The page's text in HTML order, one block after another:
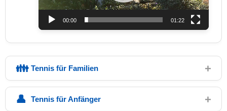
00:00 01:22
Tennis für Familien
Tennis für Anfänger